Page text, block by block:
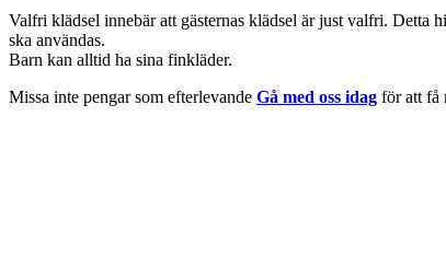
Valfri klädsel innebär att gästernas klädsel är just valfri. Detta
ska användas.
Barn kan alltid ha sina finkläder.
Missa inte pengar som efterlevande Gå med oss idag för att få